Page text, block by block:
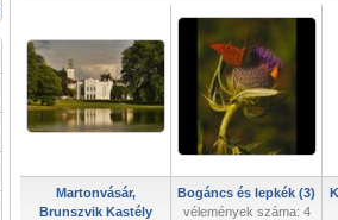
Martonvásár,
Brunszvik Kastély
Bogáncs és lepkék (3)
vélemények száma: 4